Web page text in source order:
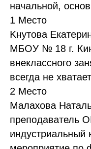
начальной,
1 Место
Kнутова
МБОУ № 18 г.
внеклассного
всегда не
2 Место
Малахова
преподаватель
индустриальный